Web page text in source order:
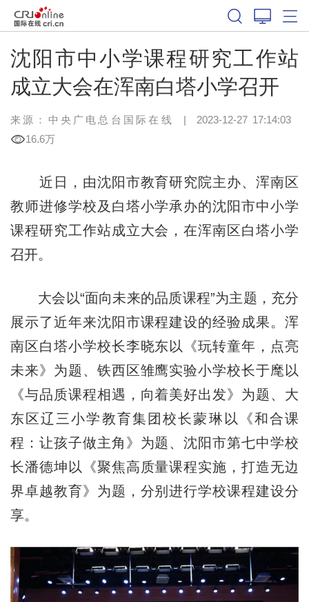
沈阳市中小学课程研究工作站
成立大会在浑南白塔小学召开
来源：中央广电总台国际在线 | 2023-12-27 17:14:03
16.6万
近日，由沈阳市教育研究院主办、浑南区
教师进修学校及白塔小学承办的沈阳市中小学
课程研究工作站成立大会，在浑南区白塔小学
召开。
大会以“面向未来的品质课程”为主题，充分
展示了近年来沈阳市课程建设的经验成果。浑
南区白塔小学校长李晓东以《玩转童年，点亮
未来》为题、铁西区雏鹰实验小学校长于麾以
《与品质课程相遇，向着美好出发》为题、大
东区辽三小学教育集团校长蒙琳以《和合课
程：让孩子做主角》为题、沈阳市第七中学校
长潘德坤以《聚焦高质量课程实施，打造无边
界卓越教育》为题，分别进行学校课程建设分
享。